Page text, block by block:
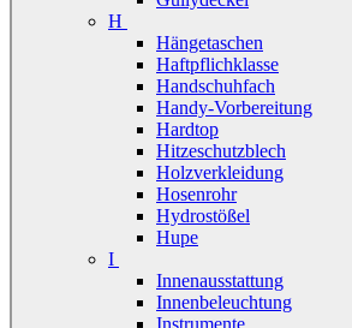
H
Hängetaschen
Haftpflichklasse
Handschuhfach
Handy-Vorbereitung
Hardtop
Hitzeschutzblech
Holzverkleidung
Hosenrohr
Hydrostößel
Hupe
I
Innenausstattung
Innenbeleuchtung
Instrumente